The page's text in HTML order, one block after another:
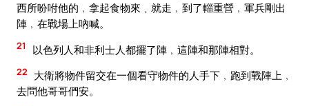
西所吩咐他的﹐拿起食物來﹑就走﹐到了輜重營﹐軍兵剛出
陣﹐在戰場上吶喊。
21 以色列人和非利士人都擺了陣﹐這陣和那陣相對。
22
大衛將物件留交在一個看守物件的人手下﹐跑到戰陣上﹐
去問他哥哥們安。